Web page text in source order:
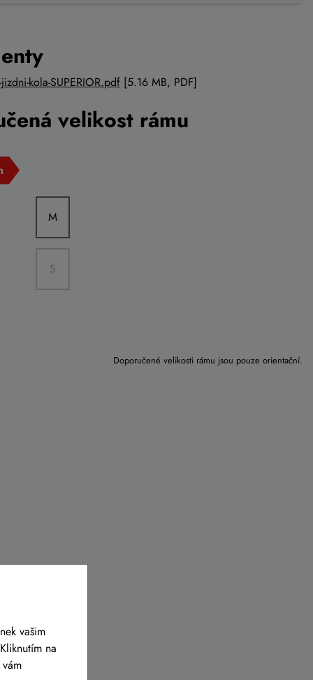
kola-SUPERIOR.pdf [5.16 MB, PDF]
velikost rámu
M
S
Doporučené velikosti rámu jsou pouze orientační.
vašim
na